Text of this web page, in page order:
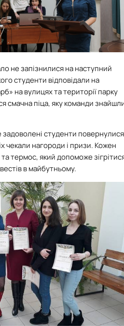
не запізнилися на наступний
студенти відповідали на
на вулицях та території парку
смачна піца, яку команди
задоволені студенти повернулися
чекали нагороди і призи. Кожен
термос, який допоможе
в майбутньому.